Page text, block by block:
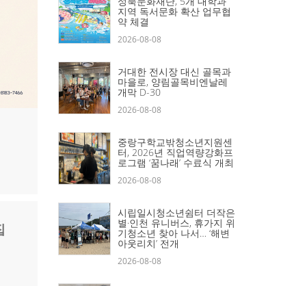
지역 독서문화 확산 업무협
약 체결
2026-08-08
거대한 전시장 대신 골목과
마을로, 양림골목비엔날레
개막 D-30
2026-08-08
중랑구학교밖청소년지원센
터, 2026년 직업역량강화프
로그램 ‘꿈나래’ 수료식 개최
2026-08-08
시립일시청소년쉼터 더작은
별·인천 유니버스, 휴가지 위
기청소년 찾아 나서… ‘해변
아웃리치’ 전개
2026-08-08